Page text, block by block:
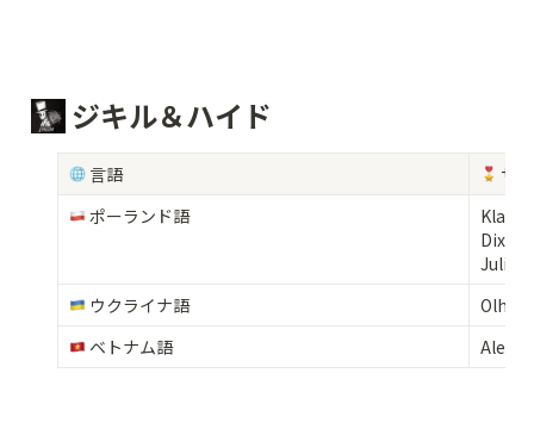
ジキル＆ハイド
言語
サ
ポーランド語
Dixie
Julia
ウクライナ語
Olha
ベトナム語
Alecia